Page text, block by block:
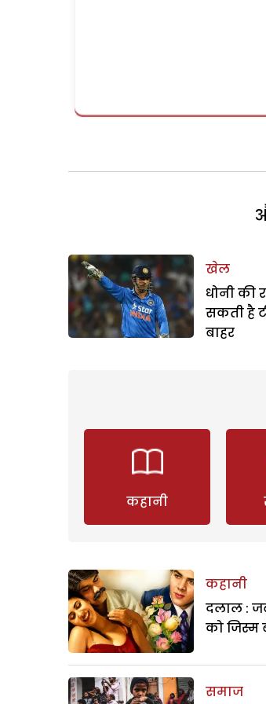
खेल
धोनी की
सकती है
बाहर
कहानी
कहानी
दलाल :
को
समाज